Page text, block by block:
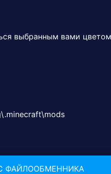
выбранным вами
ФАЙЛООБМЕННИКА